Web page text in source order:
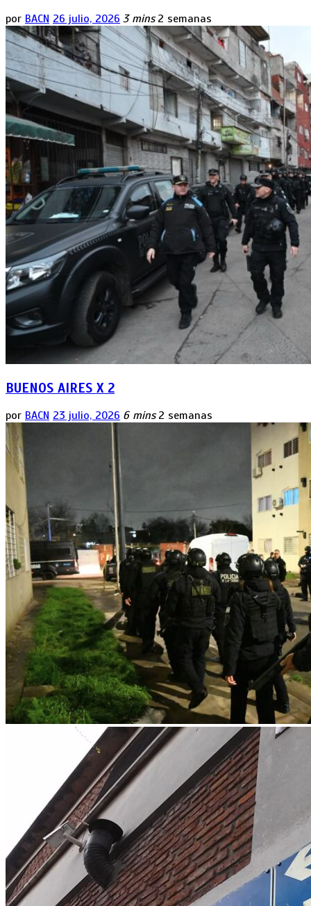
por BACN 26 julio, 2026 3 mins 2 semanas
BUENOS AIRES X 2
por BACN 23 julio, 2026 6 mins 2 semanas